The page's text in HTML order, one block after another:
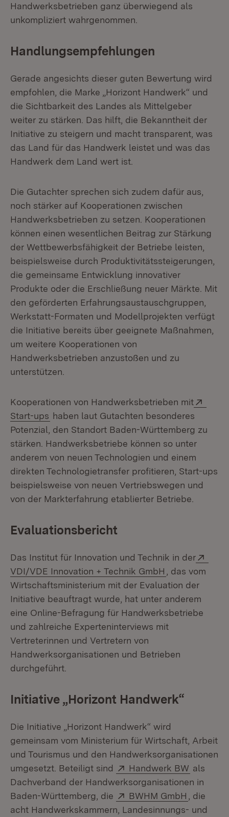
Handwerksbetrieben ganz überwiegend als
unkompliziert wahrgenommen.
Handlungsempfehlungen
Gerade angesichts dieser guten Bewertung wird
empfohlen, die Marke „Horizont Handwerk“ und
die Sichtbarkeit des Landes als Mittelgeber
weiter zu stärken. Das hilft, die Bekanntheit der
Initiative zu steigern und macht transparent, was
das Land für das Handwerk leistet und was das
Handwerk dem Land wert ist.
Die Gutachter sprechen sich zudem dafür aus,
noch stärker auf Kooperationen zwischen
Handwerksbetrieben zu setzen. Kooperationen
können einen wesentlichen Beitrag zur Stärkung
der Wettbewerbsfähigkeit der Betriebe leisten,
beispielsweise durch Produktivitätssteigerungen,
die gemeinsame Entwicklung innovativer
Produkte oder die Erschließung neuer Märkte. Mit
den geförderten Erfahrungsaustauschgruppen,
Werkstatt-Formaten und Modellprojekten verfügt
die Initiative bereits über geeignete Maßnahmen,
um weitere Kooperationen von
Handwerksbetrieben anzustoßen und zu
unterstützen.
Kooperationen von Handwerksbetrieben mit
Start-ups (Öffnet in neuem Fenster)
haben laut Gutachten besonderes
Potenzial, den Standort Baden-Württemberg zu
stärken. Handwerksbetriebe können so unter
anderem von neuen Technologien und einem
direkten Technologietransfer profitieren, Start-ups
beispielsweise von neuen Vertriebswegen und
von der Markterfahrung etablierter Betriebe.
Evaluationsbericht
Das Institut für Innovation und Technik in der
VDI/VDE Innovation + Technik GmbH (Öffnet in
, das vom
Wirtschaftsministerium mit der Evaluation der
Initiative beauftragt wurde, hat unter anderem
eine Online-Befragung für Handwerksbetriebe
und zahlreiche Experteninterviews mit
Vertreterinnen und Vertretern von
Handwerksorganisationen und Betrieben
durchgeführt.
Initiative „Horizont Handwerk“
Die Initiative „Horizont Handwerk“ wird
gemeinsam vom Ministerium für Wirtschaft, Arbeit
und Tourismus und den Handwerksorganisationen
umgesetzt. Beteiligt sind
Extern:
Handwerk BW (Öffnet
als
Dachverband der Handwerksorganisationen in
Baden-Württemberg, die
Extern:
BWHM GmbH (Öffnet
, die
acht Handwerkskammern, Landesinnungs- und